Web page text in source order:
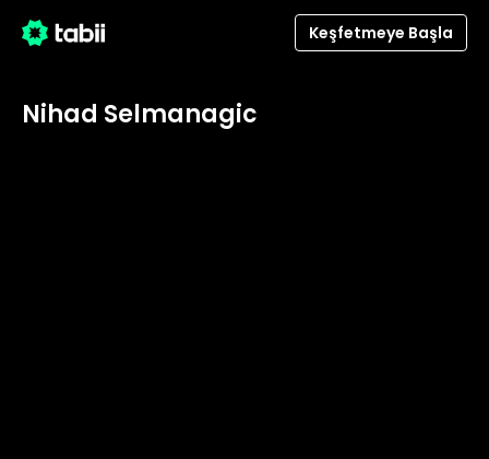
Keşfetmeye Başla
Nihad Selmanagic